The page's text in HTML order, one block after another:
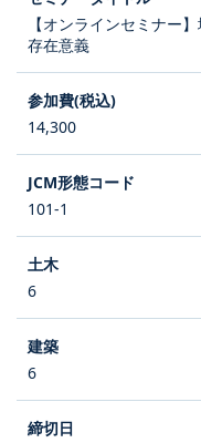
【オンラインセミナー
存在意義
14,300
101-1
6
6